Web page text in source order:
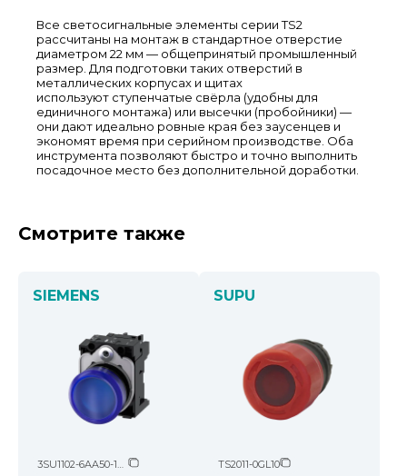
Все светосигнальные элементы серии TS2
рассчитаны на монтаж в стандартное отверстие
диаметром 22 мм — общепринятый промышленный
размер. Для подготовки таких отверстий в
металлических корпусах и щитах
используют ступенчатые свёрла (удобны для
единичного монтажа) или высечки (пробойники) —
они дают идеально ровные края без заусенцев и
экономят время при серийном производстве. Оба
инструмента позволяют быстро и точно выполнить
посадочное место без дополнительной доработки.
Смотрите также
SIEMENS
3SU1102-6AA50-1AA0
SUPU
TS2011-0GL10